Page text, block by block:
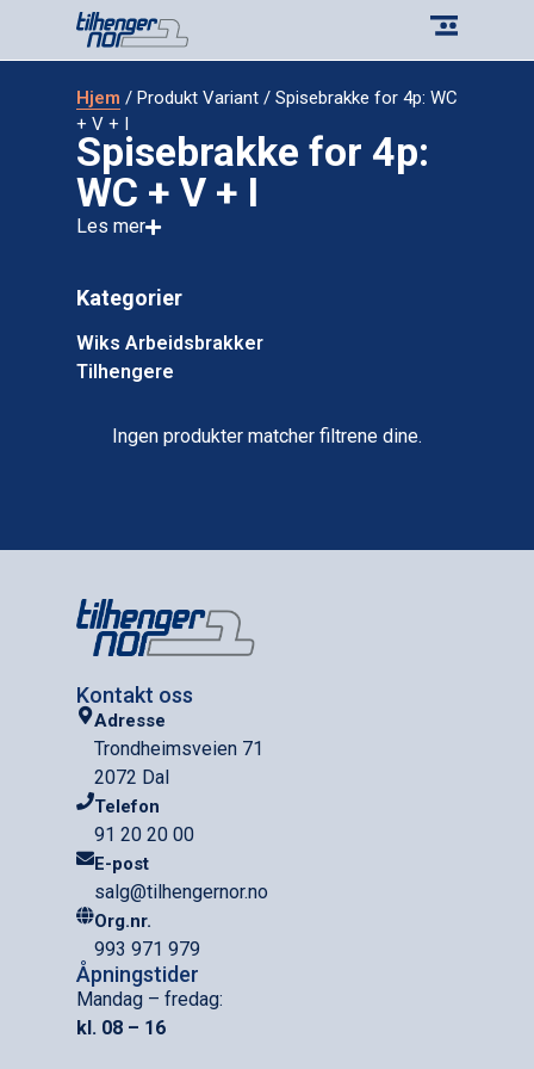
Hjem / Produkt Variant / Spisebrakke for 4p: WC
+ V + I
Spisebrakke for 4p:
WC + V + I
Les mer
Kategorier
Wiks Arbeidsbrakker
Tilhengere
Ingen produkter matcher filtrene dine.
Kontakt oss
Adresse
Trondheimsveien 71
2072 Dal
Telefon
91 20 20 00
E-post
salg@tilhengernor.no
Org.nr.
993 971 979
Åpningstider
Mandag – fredag:
kl. 08 – 16